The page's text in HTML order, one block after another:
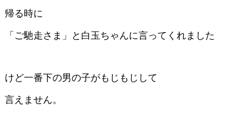
帰る時に
「ご馳走さま」と白玉ちゃんに言ってくれました
けど一番下の男の子がもじもじして
言えません。